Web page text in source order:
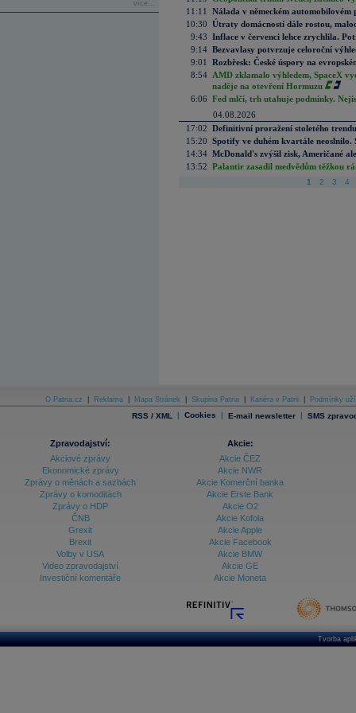
více...
11:11
Nálada v německém automobilovém
10:30 Útraty domácností dále rostou,
9:43 Inflace v červenci lehce zrychlila.
9:14 Bezvavlasy potvrzuje celoroční
9:01
Rozbřesk: České úspory na
8:54 AMD zklamalo výhledem, SpaceX
naděje na otevření Hormuzu
6:06 Fed mlčí, trh utahuje podmínky.
04.08.2026
17:02 Definitivní proražení stoletého
15:20 Spotify ve duhém kvartále neoslnilo.
14:34 McDonald's zvýšil zisk, Američané
13:52 Palantir zasadil medvědům těžkou
1 2 3 4
O Patria.cz Reklama Mapa Stránek Skupina Patria Kariéra v Patrii Podmínky
RSS / XML | Cookies | E-mail newsletter | SMS
Zpravodajství:
Akciové zprávy
Ekonomické zprávy
Zprávy o měnách a sazbách
Zprávy o komoditách
Zprávy o HDP
ČNB
Grexit
Brexit
Volby v USA
Video zpravodajství
Investiční komentáře
Akcie:
Akcie ČEZ
Akcie NWR
Akcie Komerční banka
Akcie Erste Bank
Akcie O2
Akcie Kofola
Akcie Apple
Akcie Facebook
Akcie BMW
Akcie GE
Akcie Moneta
Tvorba